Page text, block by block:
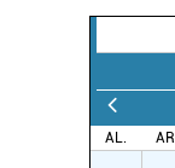
AL. AR.